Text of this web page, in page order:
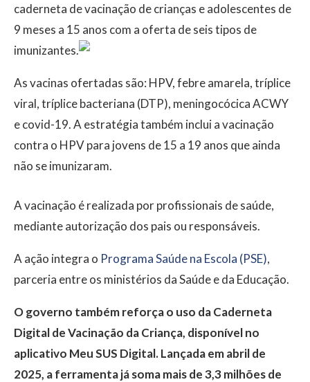
caderneta de vacinação de crianças e adolescentes de
9 meses a 15 anos com a oferta de seis tipos de
imunizantes.
As vacinas ofertadas são: HPV, febre amarela, tríplice
viral, tríplice bacteriana (DTP), meningocócica ACWY
e covid-19. A estratégia também inclui a vacinação
contra o HPV para jovens de 15 a 19 anos que ainda
não se imunizaram.
A vacinação é realizada por profissionais de saúde,
mediante autorização dos pais ou responsáveis.
A ação integra o Programa Saúde na Escola (PSE),
parceria entre os ministérios da Saúde e da Educação.
O governo também reforça o uso da Caderneta
Digital de Vacinação da Criança, disponível no
aplicativo Meu SUS Digital. Lançada em abril de
2025, a ferramenta já soma mais de 3,3 milhões de